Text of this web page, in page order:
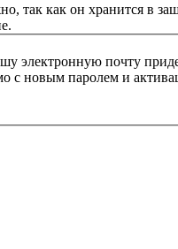
так как он хранится в
электронную почту
с новым паролем и